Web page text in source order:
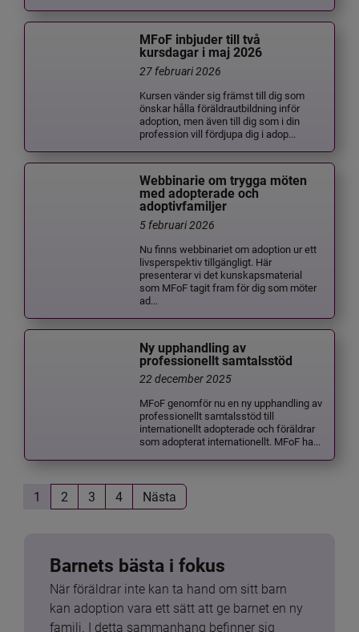
MFoF inbjuder till två
kursdagar i maj 2026
27 februari 2026
Kursen vänder sig främst till dig som
önskar hålla föräldrautbildning inför
adoption, men även till dig som i din
profession vill fördjupa dig i adop...
Webbinarie om trygga möten
med adopterade och
adoptivfamiljer
5 februari 2026
Nu finns webbinariet om adoption ur ett
livsperspektiv tillgängligt. Här
presenterar vi det kunskapsmaterial
som MFoF tagit fram för dig som möter
ad...
Ny upphandling av
professionellt samtalsstöd
22 december 2025
MFoF genomför nu en ny upphandling av
professionellt samtalsstöd till
internationellt adopterade och föräldrar
som adopterat internationellt. MFoF ha...
1 2 3 4 Nästa
Barnets bästa i fokus
När föräldrar inte kan ta hand om sitt barn
kan adoption vara ett sätt att ge barnet en ny
familj. I detta sammanhang befinner sig